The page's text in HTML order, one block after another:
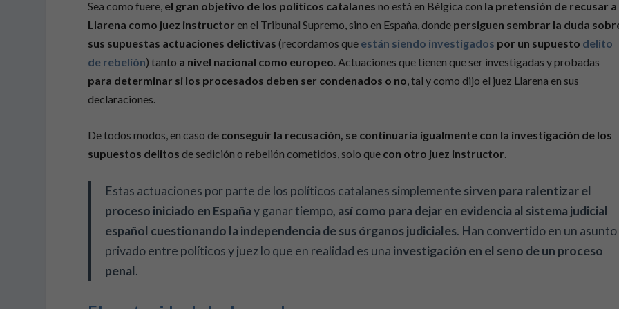
Sea como fuere, el gran objetivo de los políticos catalanes no está en Bélgica con la pretensión de recusar a
Llarena como juez instructor en el Tribunal Supremo, sino en España, donde persiguen sembrar la duda
sus supuestas actuaciones delictivas (recordamos que están siendo investigados por un supuesto delito
de rebelión) tanto a nivel nacional como europeo . Actuaciones que tienen que ser investigadas y probadas
para determinar si los procesados deben ser condenados o no , tal y como dijo el juez Llarena en sus
declaraciones.
De todos modos, en caso de conseguir la recusación, se continuaría igualmente con la investigación de los
supuestos delitos de sedición o rebelión cometidos, solo que con otro juez instructor.
Estas actuaciones por parte de los políticos catalanes simplemente sirven para ralentizar el
proceso iniciado en Españay ganar tiempo, así como para dejar en evidencia al sistema judicial
español cuestionando la independencia de sus órganos judiciales. Han convertido en un asunto
privado entre políticos y juez lo que en realidad es una investigación en el seno de un proceso
penal.